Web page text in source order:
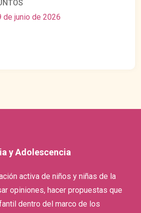
de junio de 2026
y Adolescencia
activa de niños y niñas de la
opiniones, hacer propuestas que
dentro del marco de los